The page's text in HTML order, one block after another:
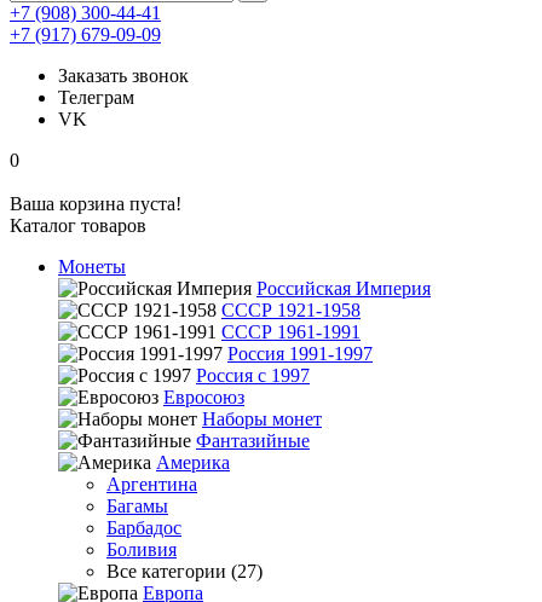
+7 (908) 300-44-41
+7 (917) 679-09-09
Заказать звонок
Телеграм
VK
0
Ваша корзина пуста!
Каталог товаров
Монеты
Российская Империя
СССР 1921-1958
СССР 1961-1991
Россия 1991-1997
Россия с 1997
Евросоюз
Наборы монет
Фантазийные
Америка
Аргентина
Багамы
Барбадос
Боливия
Все категории (27)
Европа